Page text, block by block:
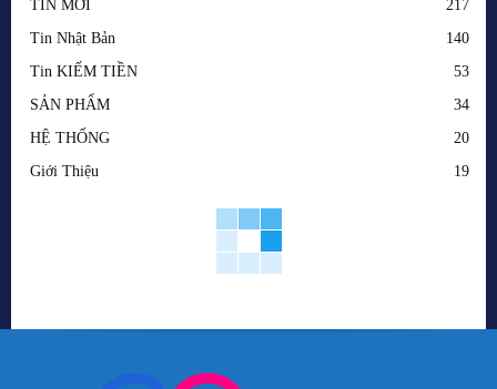
TIN MỚI
217
Tin Nhật Bản
140
Tin KIẾM TIỀN
53
SẢN PHẨM
34
HỆ THỐNG
20
Giới Thiệu
19